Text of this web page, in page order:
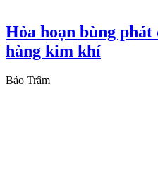
Hỏa hoạn bùng
hàng kim khí
Bảo Trâm